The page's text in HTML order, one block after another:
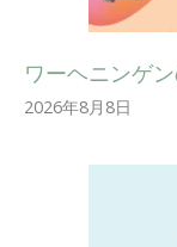
ワーヘニンゲ
2026年8月8日